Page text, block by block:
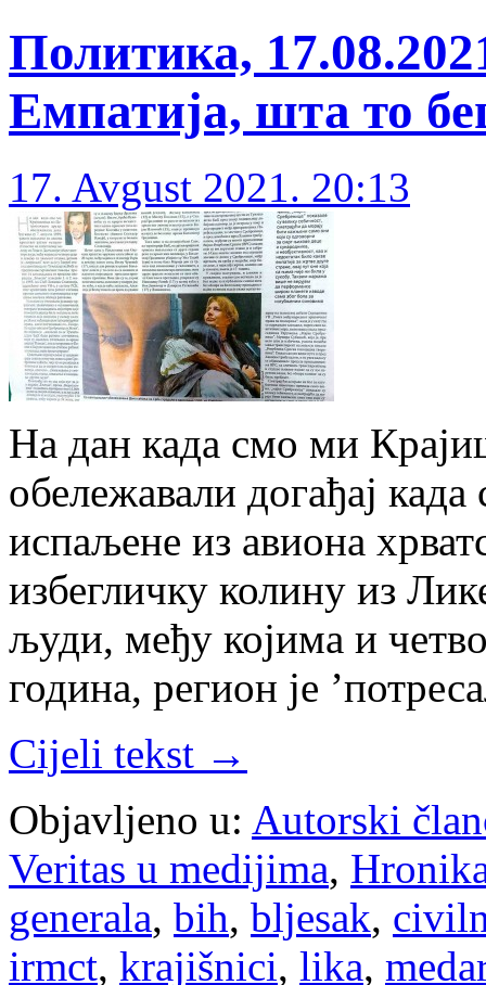
Политика,
Емпатија, шта то
17. Avgust 2021. 20:13
На дан када смо ми
обележавали догађај
испаљене из авиона
избегличку колину из
људи, међу којима и
година, регион је
Cijeli tekst →
Objavljeno u: Autorski
Veritas u medijima,
generala, bih, bljesak,
irmct, krajišnici, lika,